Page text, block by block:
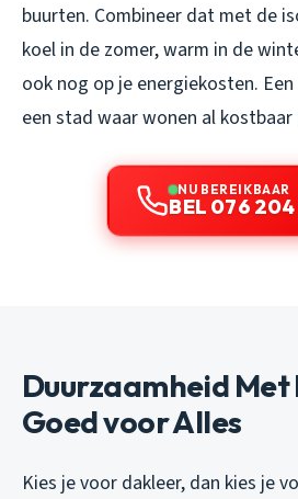
buurten. Combineer dat met de
koel in de zomer, warm in de
ook nog op je energiekosten.
een stad waar wonen al kostbaar
NU BEREIKBAAR
BEL 076
Duurzaamheid
Goed voor Alles
Kies je voor dakleer, dan kies je